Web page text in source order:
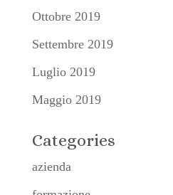
Ottobre 2019
Settembre 2019
Luglio 2019
Maggio 2019
Categories
azienda